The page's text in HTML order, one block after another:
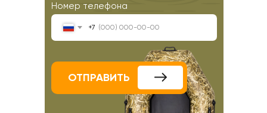
ОТПРАВИТЬ
Номер телефона
+7